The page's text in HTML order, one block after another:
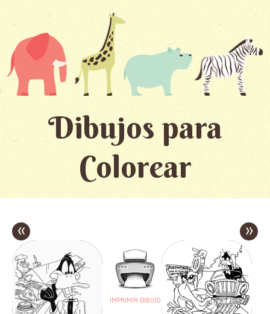
Dibujos para
Colorear
«
IMPRIMIR DIBUJO
»